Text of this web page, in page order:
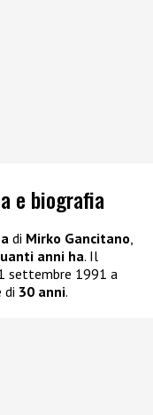
e biografia
di Mirko Gancitano,
anni ha. Il
settembre 1991 a
di 30 anni.